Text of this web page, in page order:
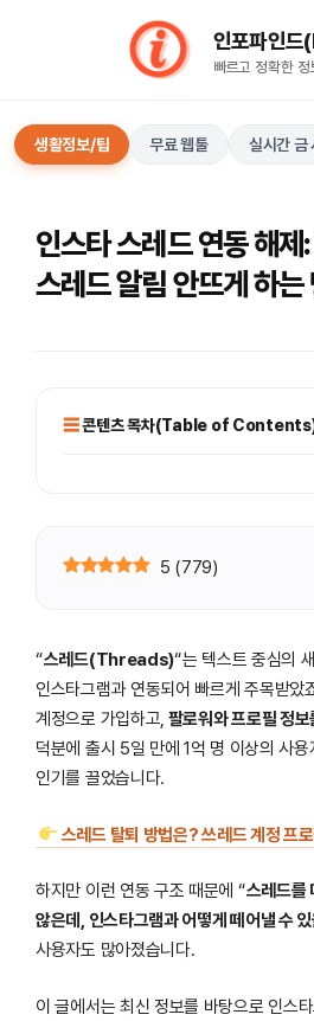
인포파인
빠르고 정확한 정
생활정보/팁 무료 웹툴 실시간 금
인스타 스레드 연동 해제
스레드 알림 안뜨게 하는
콘텐츠 목차(Table of
5 (779)
“스레드(Threads)“는 텍스트 중심의
인스타그램과 연동되어 빠르게 주목받았
계정으로 가입하고, 팔로워와 프로필 정
덕분에 출시 5일 만에 1억 명 이상의 사
인기를 끌었습니다.
스레드 탈퇴 방법은? 쓰레드 계정 프
하지만 이런 연동 구조 때문에 “스레드를
않은데, 인스타그램과 어떻게 떼어낼 수
사용자도 많아졌습니다.
이 글에서는 최신 정보를 바탕으로 인스